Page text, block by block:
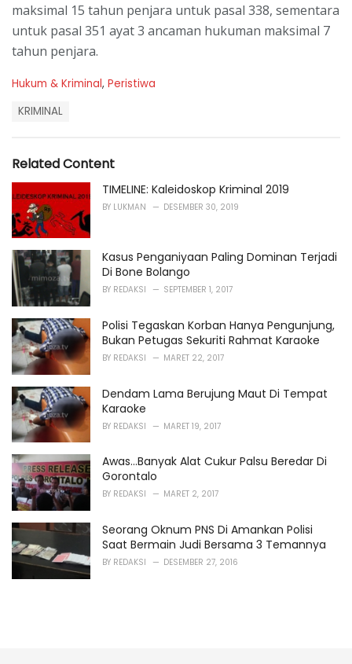
maksimal 15 tahun penjara untuk pasal 338, sementara
untuk pasal 351 ayat 3 ancaman hukuman maksimal 7
tahun penjara.
C
r
i
e
s
:
Hukum & Kriminal, Peristiwa
:
KRIMINAL
Related Content
TIMELINE: Kaleidoskop Kriminal 2019
BY LUKMAN DESEMBER 30, 2019
Kasus Penganiyaan Paling Dominan Terjadi
Di Bone Bolango
BY REDAKSI SEPTEMBER 1, 2017
Polisi Tegaskan Korban Hanya Pengunjung,
Bukan Petugas Sekuriti Rahmat Karaoke
BY REDAKSI MARET 22, 2017
Dendam Lama Berujung Maut Di Tempat
Karaoke
BY REDAKSI MARET 19, 2017
Awas...Banyak Alat Cukur Palsu Beredar Di
Gorontalo
BY REDAKSI MARET 2, 2017
Seorang Oknum PNS Di Amankan Polisi
Saat Bermain Judi Bersama 3 Temannya
BY REDAKSI DESEMBER 27, 2016